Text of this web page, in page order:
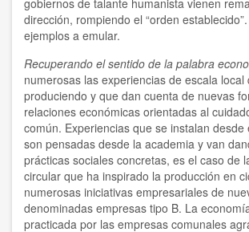
dirección, rompiendo el “orden
ejemplos a emular.
Recuperando el sentido de la palabra
numerosas las experiencias de escala local
produciendo y que dan cuenta de nuevas
relaciones económicas orientadas al
común. Experiencias que se instalan
son pensadas desde la academia y van
prácticas sociales concretas, es el caso de
circular que ha inspirado la producción en
numerosas iniciativas empresariales de
denominadas empresas tipo B. La
practicada por las empresas comunales